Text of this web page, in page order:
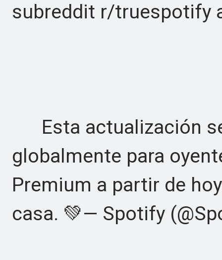
subreddit r/truespotify
Esta actualización
globalmente para
Premium a partir de
casa. 💚— Spotify